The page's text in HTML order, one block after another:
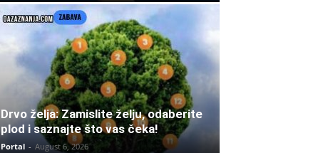
Drvo želja: Zamislite želju, odaberite
plod i saznajte što vas čeka!
Portal - August 6, 2026